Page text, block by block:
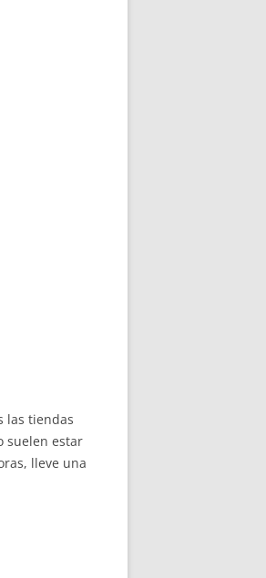
las tiendas
suelen estar
lleve una